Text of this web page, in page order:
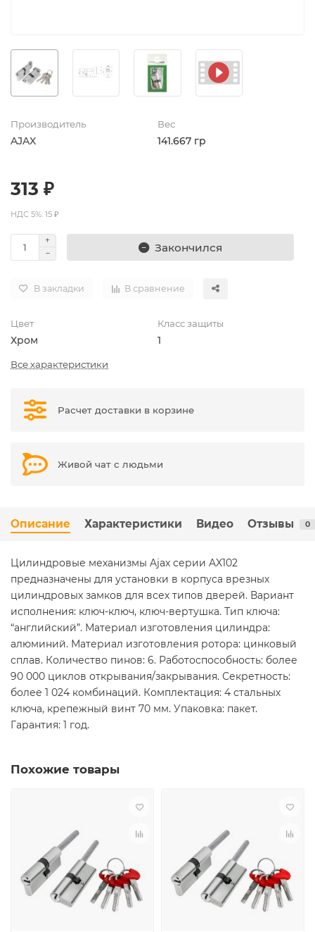
Производитель
AJAX
Вес
141.667 гр
313 ₽
НДС 5%: 15 ₽
Закончился
В закладки В сравнение
Цвет
Хром
Класс защиты
1
Все характеристики
Расчет доставки в корзине
Живой чат с людьми
Описание Характеристики Видео Отзывы 0
Цилиндровые механизмы Ajax серии AX102
предназначены для установки в корпуса врезных
цилиндровых замков для всех типов дверей. Вариант
исполнения: ключ-ключ, ключ-вертушка. Тип ключа:
“английский”. Материал изготовления цилиндра:
алюминий. Материал изготовления ротора: цинковый
сплав. Количество пинов: 6. Работоспособность: более
90 000 циклов открывания/закрывания. Секретность:
более 1 024 комбинаций. Комплектация: 4 стальных
ключа, крепежный винт 70 мм. Упаковка: пакет.
Гарантия: 1 год.
Похожие товары